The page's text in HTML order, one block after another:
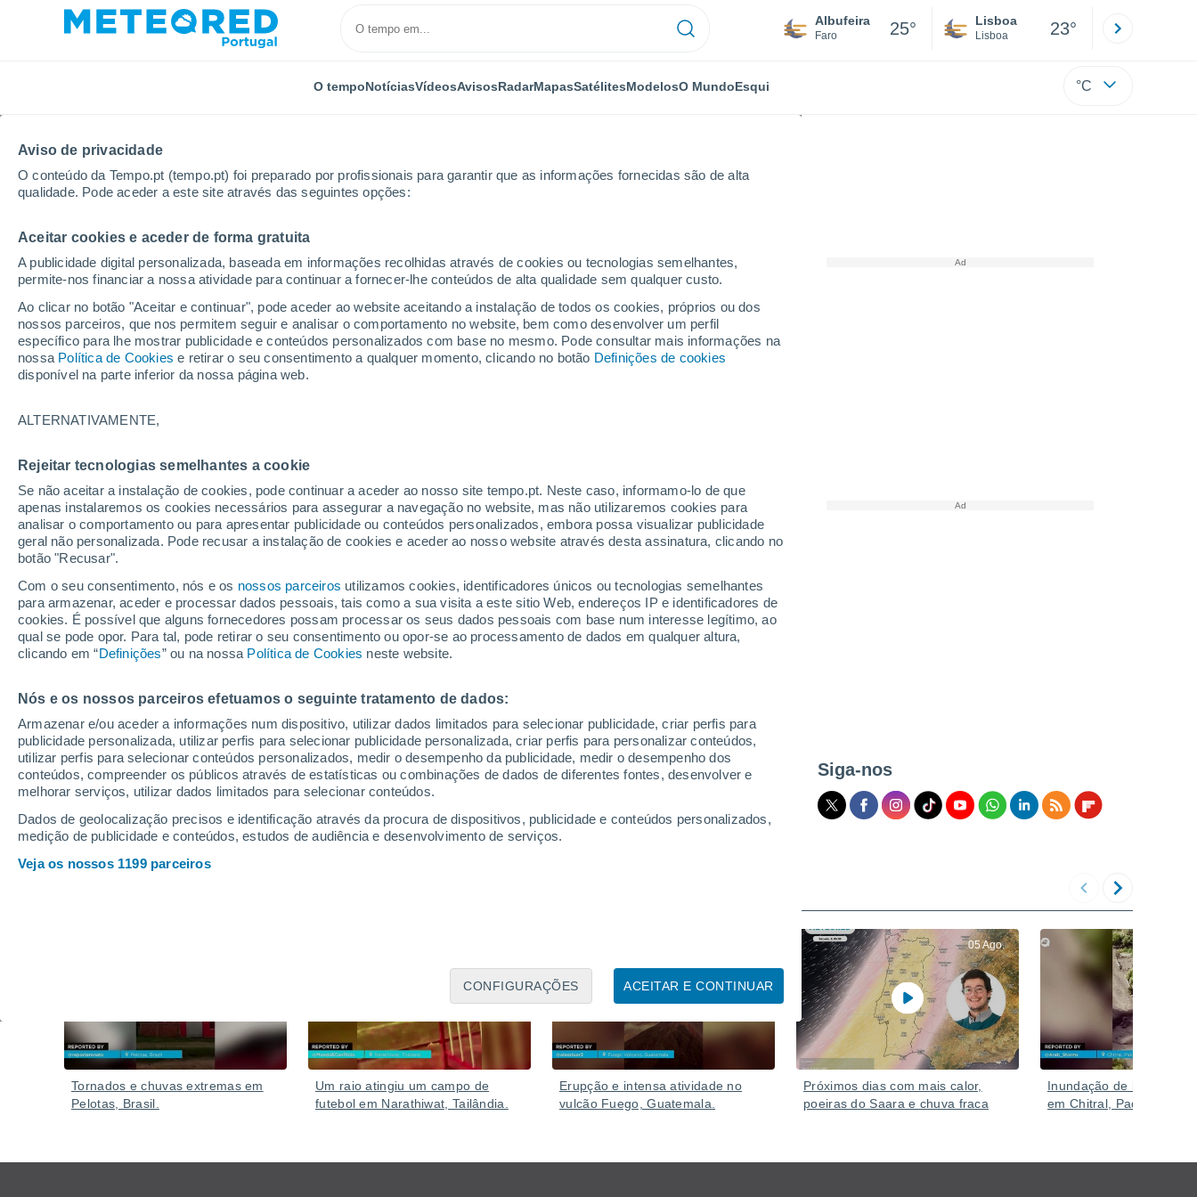
Aviso de privacidade
O conteúdo da Tempo.pt (tempo.pt) foi preparado por profissionais para garantir que as informações fornecidas são de alta
qualidade. Pode aceder a este site através das seguintes opções:
Aceitar cookies e aceder de forma gratuita
A publicidade digital personalizada, baseada em informações recolhidas através de cookies ou tecnologias semelhantes,
permite-nos financiar a nossa atividade para continuar a fornecer-lhe conteúdos de alta qualidade sem qualquer custo.
Ao clicar no botão "Aceitar e continuar", pode aceder ao website aceitando a instalação de todos os cookies, próprios ou dos
nossos parceiros, que nos permitem seguir e analisar o comportamento no website, bem como desenvolver um perfil
específico para lhe mostrar publicidade e conteúdos personalizados com base no mesmo. Pode consultar mais informações na
nossa Política de Cookies e retirar o seu consentimento a qualquer momento, clicando no botão Definições de cookies
disponível na parte inferior da nossa página web.
ALTERNATIVAMENTE,
Rejeitar tecnologias semelhantes a cookie
Se não aceitar a instalação de cookies, pode continuar a aceder ao nosso site tempo.pt. Neste caso, informamo-lo de que
apenas instalaremos os cookies necessários para assegurar a navegação no website, mas não utilizaremos cookies para
analisar o comportamento ou para apresentar publicidade ou conteúdos personalizados, embora possa visualizar publicidade
geral não personalizada. Pode recusar a instalação de cookies e aceder ao nosso website através desta assinatura, clicando no
botão "Recusar".
Com o seu consentimento, nós e os nossos parceiros utilizamos cookies, identificadores únicos ou tecnologias semelhantes
para armazenar, aceder e processar dados pessoais, tais como a sua visita a este sitio Web, endereços IP e identificadores de
cookies. É possível que alguns fornecedores possam processar os seus dados pessoais com base num interesse legítimo, ao
qual se pode opor. Para tal, pode retirar o seu consentimento ou opor-se ao processamento de dados em qualquer altura,
clicando em “Definições” ou na nossa Política de Cookies neste website.
Nós e os nossos parceiros efetuamos o seguinte tratamento de dados:
Armazenar e/ou aceder a informações num dispositivo, utilizar dados limitados para selecionar publicidade, criar perfis para
publicidade personalizada, utilizar perfis para selecionar publicidade personalizada, criar perfis para personalizar conteúdos,
utilizar perfis para selecionar conteúdos personalizados, medir o desempenho da publicidade, medir o desempenho dos
conteúdos, compreender os públicos através de estatísticas ou combinações de dados de diferentes fontes, desenvolver e
melhorar serviços, utilizar dados limitados para selecionar conteúdos.
Dados de geolocalização precisos e identificação através da procura de dispositivos, publicidade e conteúdos personalizados,
medição de publicidade e conteúdos, estudos de audiência e desenvolvimento de serviços.
Veja os nossos 1199 parceiros
ACEITAR E CONTINUAR
CONFIGURAÇÕES
Albufeira
Faro 25° Lisboa
Lisboa 23°
O tempoNotíciasVídeosAvisosRadarMapasSatélitesModelosO MundoEsqui °C
Início Vídeos Uma tempestade de granizo de grandes proporções causa estragos na província de Verona, Itália
Uma tempestade de granizo de grandes
proporções causa estragos na província de
Verona, Itália
As pedras de granizo eram suficientemente grandes para danificar veículos, telhados, culturas e mobiliário
urbano. Também foram relatadas chuvas fortes.
Siga-nos
Tornados e chuvas extremas em
Pelotas, Brasil.
Um raio atingiu um campo de
futebol em Narathiwat, Tailândia.
Erupção e intensa atividade no
vulcão Fuego, Guatemala.
05 Ago.
Próximos dias com mais calor,
poeiras do Saara e chuva fraca
Inundação de lama
em Chitral, Paquistão